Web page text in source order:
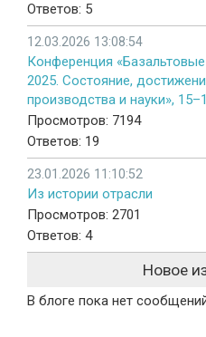
Ответов: 5
12.03.2026 13:08:54
Конференция
2025. Состояние,
производства и науки»,
Просмотров: 7194
Ответов: 19
23.01.2026 11:10:52
Из истории отрасли
Просмотров: 2701
Ответов: 4
Новое
В блоге пока нет